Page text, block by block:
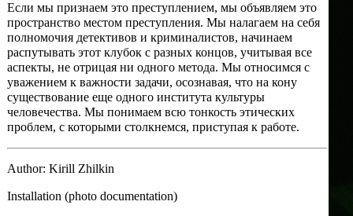
Если мы признаем это преступлением, мы объявляем это
пространство местом преступления. Мы налагаем на себя
полномочия детективов и криминалистов, начинаем
распутывать этот клубок с разных концов, учитывая все
аспекты, не отрицая ни одного метода. Мы относимся с
уважением к важности задачи, осознавая, что на кону
существование еще одного института культуры
человечества. Мы понимаем всю тонкость этических
проблем, с которыми столкнемся, приступая к работе.
Author: Kirill Zhilkin
Installation (photo documentation)